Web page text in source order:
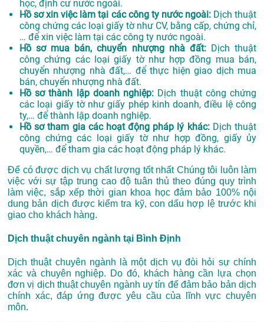
học, định cư nước ngoài.
Hồ sơ xin việc làm tại các công ty nước ngoài:Dịch thuật
công chứng các loại giấy tờ như CV, bằng cấp, chứng chỉ,
… để xin việc làm tại các công ty nước ngoài.
Hồ sơ mua bán, chuyển nhượng nhà đất:Dịch thuật
công chứng các loại giấy tờ như hợp đồng mua bán,
chuyển nhượng nhà đất,… để thực hiện giao dịch mua
bán, chuyển nhượng nhà đất.
Hồ sơ thành lập doanh nghiệp: Dịch thuật công chứng
các loại giấy tờ như giấy phép kinh doanh, điều lệ công
ty,… để thành lập doanh nghiệp.
Hồ sơ tham gia các hoạt động pháp lý khác:Dịch thuật
công chứng các loại giấy tờ như hợp đồng, giấy ủy
quyền,… để tham gia các hoạt động pháp lý khác.
Để có được dịch vụ chất lượng tốt nhất Chúng tôi luôn làm
việc với sự tập trung cao độ tuân thủ theo đúng quy trình
làm việc, sắp xếp thời gian khoa học đảm bảo 100% nội
dung bản dịch được kiểm tra kỹ, con dấu hợp lệ trước khi
giao cho khách hàng.
Dịch thuật chuyên ngành tại Bình Định
Dịch thuật chuyên ngành là một dịch vụ đòi hỏi sự chính
xác và chuyên nghiệp. Do đó, khách hàng cần lựa chọn
đơn vị dịch thuật chuyên ngành uy tín để đảm bảo bản dịch
chính xác, đáp ứng được yêu cầu của lĩnh vực chuyên
môn.